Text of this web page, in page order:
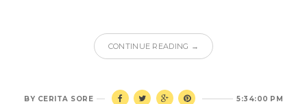
CONTINUE READING →
5:34:00 PM
BY CERITA SORE